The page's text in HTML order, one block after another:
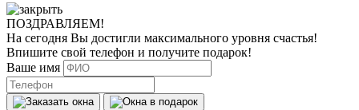
ПОЗДРАВЛЯЕМ!
На сегодня Вы достигли максимального уровня счастья!
Впишите свой телефон и получите подарок!
Ваше имя